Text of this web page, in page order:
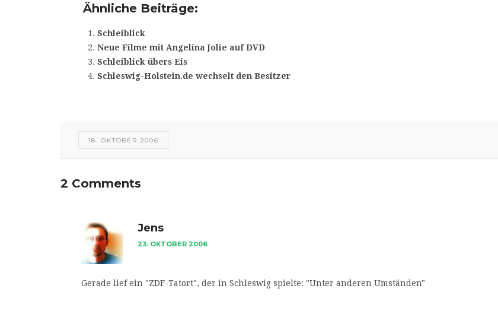
Ähnliche Beiträge:
Schleiblick
Neue Filme mit Angelina Jolie auf DVD
Schleiblick übers Eis
Schleswig-Holstein.de wechselt den Besitzer
18. OKTOBER 2006
2 Comments
Jens
23. OKTOBER 2006
Gerade lief ein "ZDF-Tatort", der in Schleswig spielte: "Unter anderen Umständen"